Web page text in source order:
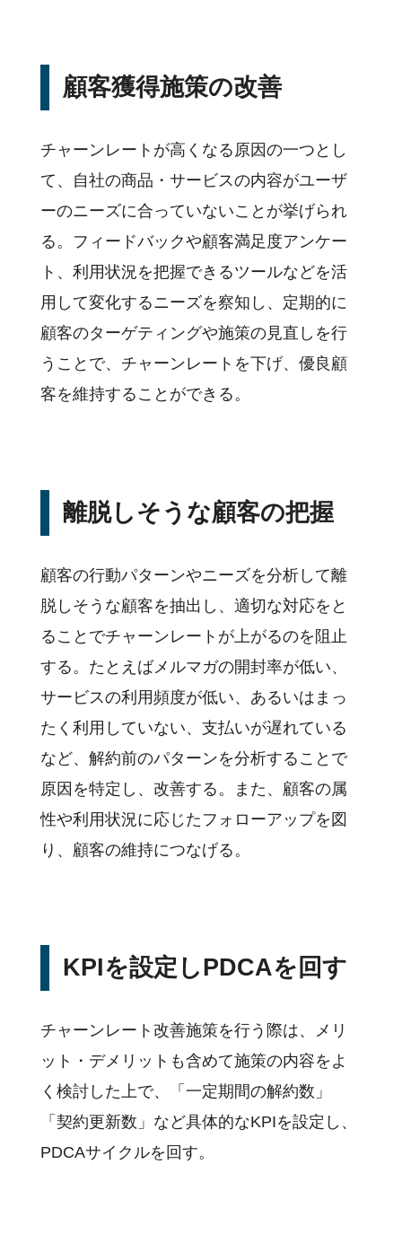
顧客獲得施策の改善
チャーンレートが高くなる原因の一つとし
て、自社の商品・サービスの内容がユーザ
ーのニーズに合っていないことが挙げられ
る。フィードバックや顧客満足度アンケー
ト、利用状況を把握できるツールなどを活
用して変化するニーズを察知し、定期的に
顧客のターゲティングや施策の見直しを行
うことで、チャーンレートを下げ、優良顧
客を維持することができる。
離脱しそうな顧客の把握
顧客の行動パターンやニーズを分析して離
脱しそうな顧客を抽出し、適切な対応をと
ることでチャーンレートが上がるのを阻止
する。たとえばメルマガの開封率が低い、
サービスの利用頻度が低い、あるいはまっ
たく利用していない、支払いが遅れている
など、解約前のパターンを分析することで
原因を特定し、改善する。また、顧客の属
性や利用状況に応じたフォローアップを図
り、顧客の維持につなげる。
KPIを設定しPDCAを回す
チャーンレート改善施策を行う際は、メリ
ット・デメリットも含めて施策の内容をよ
く検討した上で、「一定期間の解約数」
「契約更新数」など具体的なKPIを設定し、
PDCAサイクルを回す。